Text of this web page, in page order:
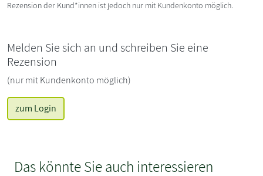
Rezension der Kund*innen ist jedoch nur mit Kundenkonto möglich.
Melden Sie sich an und schreiben Sie eine
Rezension
(nur mit Kundenkonto möglich)
zum Login
Das könnte Sie auch interessieren